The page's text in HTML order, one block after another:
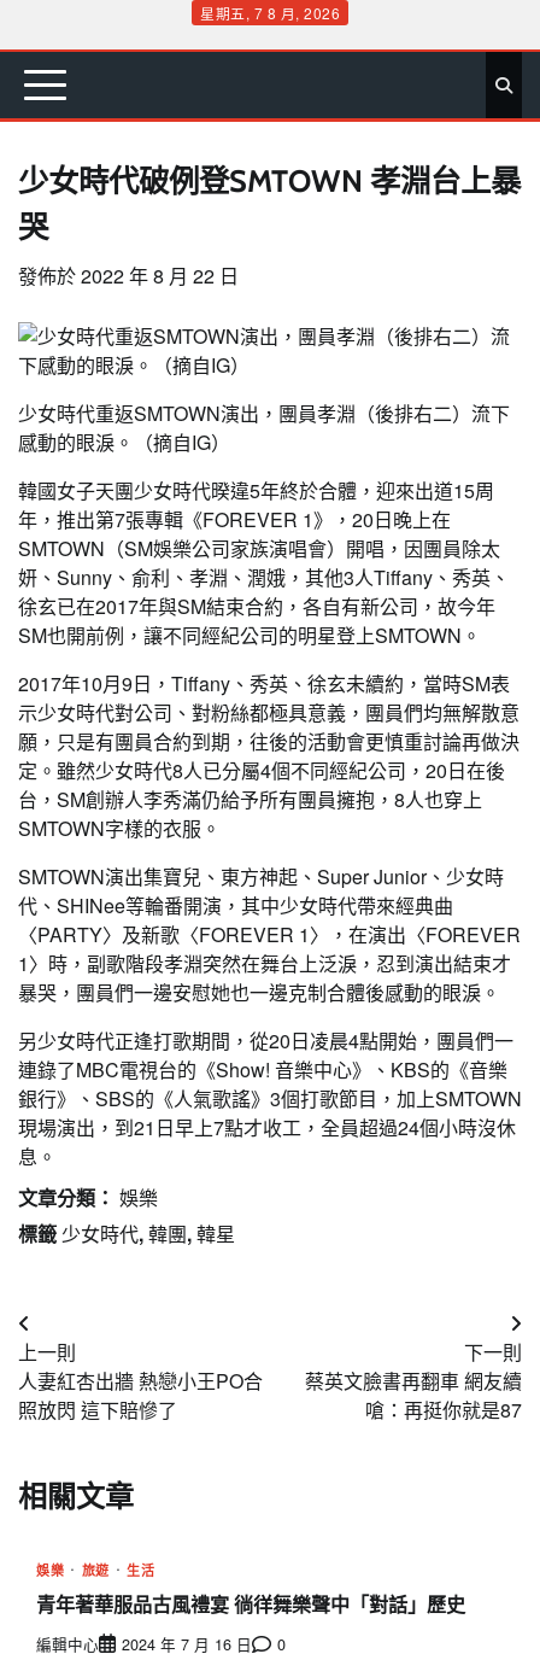
content
星期五, 7 8 月, 2026
首 要 娛 生 社 文 公 運 旅 政 地 專
少女時代破例登SMTOWN 孝淵台上暴
哭
發佈於2022 年 8 月 22 日
少女時代重返SMTOWN演出，團員孝淵（後排右二）流下
感動的眼淚。（摘自IG）
韓國女子天團少女時代暌違5年終於合體，迎來出道15周
年，推出第7張專輯《FOREVER 1》，20日晚上在
SMTOWN（SM娛樂公司家族演唱會）開唱，因團員除太
妍、Sunny、俞利、孝淵、潤娥，其他3人Tiffany、秀英、
徐玄已在2017年與SM結束合約，各自有新公司，故今年
SM也開前例，讓不同經紀公司的明星登上SMTOWN。
2017年10月9日，Tiffany、秀英、徐玄未續約，當時SM表
示少女時代對公司、對粉絲都極具意義，團員們均無解散意
願，只是有團員合約到期，往後的活動會更慎重討論再做決
定。雖然少女時代8人已分屬4個不同經紀公司，20日在後
台，SM創辦人李秀滿仍給予所有團員擁抱，8人也穿上
SMTOWN字樣的衣服。
SMTOWN演出集寶兒、東方神起、Super Junior、少女時
代、SHINee等輪番開演，其中少女時代帶來經典曲
〈PARTY〉及新歌〈FOREVER 1〉，在演出〈FOREVER
1〉時，副歌階段孝淵突然在舞台上泛淚，忍到演出結束才
暴哭，團員們一邊安慰她也一邊克制合體後感動的眼淚。
另少女時代正逢打歌期間，從20日凌晨4點開始，團員們一
連錄了MBC電視台的《Show! 音樂中心》、KBS的《音樂
銀行》、SBS的《人氣歌謠》3個打歌節目，加上SMTOWN
現場演出，到21日早上7點才收工，全員超過24個小時沒休
息。
文章分類： 娛樂
標籤 少女時代,韓團,韓星
文
章
導
上一則
人妻紅杏出牆 熱戀小王PO合
照放閃 這下賠慘了
下一則
蔡英文臉書再翻車 網友續
嗆：再挺你就是87
相關文章
娛樂 旅遊 生活
青年著華服品古風禮宴 徜徉舞樂聲中「對話」歷史
編輯中心 2024 年 7 月 16 日 0